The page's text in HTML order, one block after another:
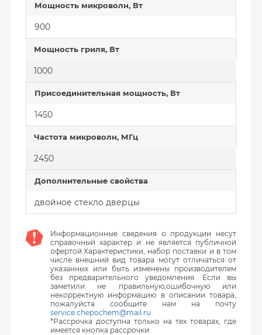
Мощность микроволн, Вт
900
Мощность гриля, Вт
1000
Присоединительная мощность, Вт
1450
Частота микроволн, МГц
2450
Дополнительные свойства
двойное стекло дверцы
Информационные сведения о продукции несут
справочный характер и не является публичной
офертой.Характеристики, набор поставки и в том
числе внешний вид товара могут отличаться от
указанных или быть изменены производителем
без предварительного уведомления. Если вы
заметили не правильную,ошибочную или
некорректную информацию в описании товара,
пожалуйста сообщите нам на почту
service.chepochem@mail.ru
*Рассрочка доступна только на тех товарах, где
имеется кнопка рассрочки